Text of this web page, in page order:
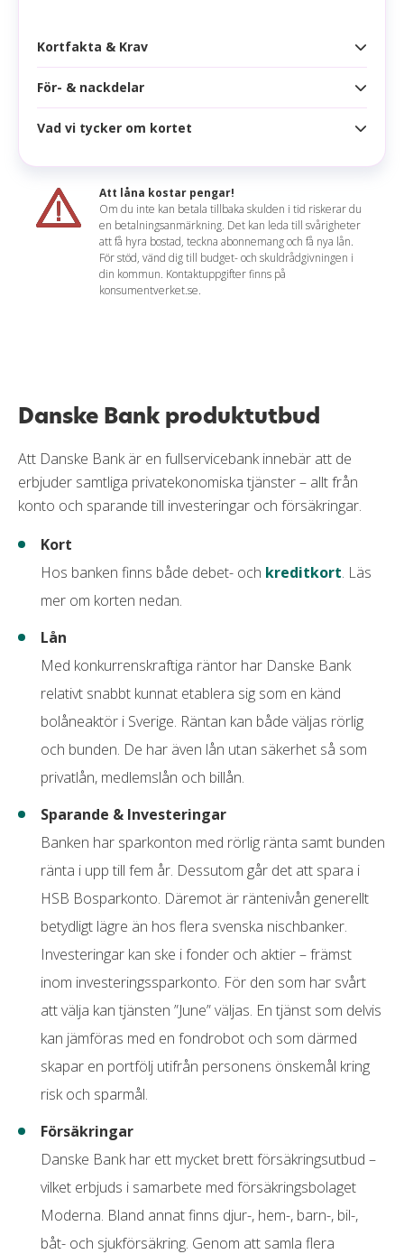
Samsung pay
Kortfakta & Krav
Kortfakta
Årsavgift
Ränta
Effektiv ränta
8,38 %
Räntefritt
45 dagar
Korttyp
Påminnelseavgift
Förseningsavgift
0 kr
Övertrasseringsavgift
90 kr
Minsta belopp att betala
10,00 % (min 0 kr)
Gratis extrakort
Krav
Inga betalningsanmärkningar
Mobila betalningsmetoder
Google pay
Apple pay
Samsung pay
För- & nackdelar
Fördelar
Lounge Access via Priority Pass
Rabatt på hyrbil och hotell
Gratis för Private Banking-kunder
Nackdelar
Vad vi tycker om kortet
Private Banking kunder hos Danske Bank. Kortet är
utrustat med exklusiva förmåner som obegränsad
lounge access via Priority Pass och Concierge
Service. Dessutom ingår flera försäkringar och
erbjudanden på hyrbil samt hotell.
Att låna kostar pengar!
Om du inte kan betala tillbaka skulden i tid riskerar du
en betalningsanmärkning. Det kan leda till svårigheter
att få hyra bostad, teckna abonnemang och få nya lån.
För stöd, vänd dig till budget- och skuldrådgivningen i
din kommun. Kontaktuppgifter finns på
konsumentverket.se.
Danske Bank produktutbud
Att Danske Bank är en fullservicebank innebär att de
erbjuder samtliga privatekonomiska tjänster – allt från
konto och sparande till investeringar och försäkringar.
Kort
Hos banken finns både debet- och kreditkort. Läs
mer om korten nedan.
Lån
Med konkurrenskraftiga räntor har Danske Bank
relativt snabbt kunnat etablera sig som en känd
bolåneaktör i Sverige. Räntan kan både väljas rörlig
och bunden. De har även lån utan säkerhet så som
privatlån, medlemslån och billån.
Sparande & Investeringar
Banken har sparkonton med rörlig ränta samt bunden
ränta i upp till fem år. Dessutom går det att spara i
HSB Bosparkonto. Däremot är räntenivån generellt
betydligt lägre än hos flera svenska nischbanker.
Investeringar kan ske i fonder och aktier – främst
inom investeringssparkonto. För den som har svårt
att välja kan tjänsten ”June” väljas. En tjänst som delvis
kan jämföras med en fondrobot och som därmed
skapar en portfölj utifrån personens önskemål kring
risk och sparmål.
Försäkringar
Danske Bank har ett mycket brett försäkringsutbud –
vilket erbjuds i samarbete med försäkringsbolaget
Moderna. Bland annat finns djur-, hem-, barn-, bil-,
båt- och sjukförsäkring. Genom att samla flera